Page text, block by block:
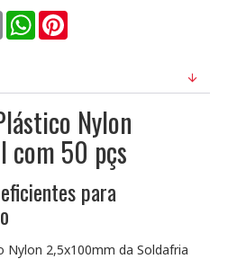
Email WhatsApp
Nylon
com 50 pçs
para
Nylon 2,5x100mm da Soldafria